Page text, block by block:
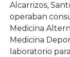
Alcarrizos,
operaban
Medicina
Medicina
laboratorio